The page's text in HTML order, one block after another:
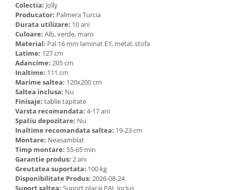
Colectia: Jolly
Producator: Palmera Turcia
Durata utilizare: 10 ani
Culoare: Alb, verde, maro
Material: Pal 16 mm laminat E1, metal, stofa
Latime: 127 cm
Adancime: 205 cm
Inaltime: 111 cm
Marime saltea: 120x200 cm
Saltea inclusa: Nu
Finisaje: tablie tapitate
Varsta recomandata: 4-17 ani
Spatiu depozitare: Nu
Inaltime recomandata saltea: 19-23 cm
Montare: Neasamblat
Timp montare: 55-65 min
Garantie produs: 2 ani
Greutatea suportata: 100 kg
Disponibilitate Produs: 2026-08-24
Suport saltea: Suport placaj PAL inclus